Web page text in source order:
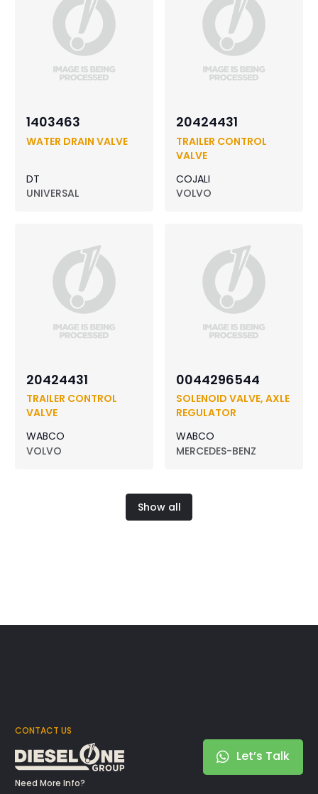
1403463
WATER DRAIN VALVE
DT
UNIVERSAL
20424431
TRAILER CONTROL
VALVE
COJALI
VOLVO
20424431
TRAILER CONTROL
VALVE
WABCO
VOLVO
0044296544
SOLENOID VALVE, AXLE
REGULATOR
WABCO
MERCEDES-BENZ
Show all
CONTACT US
Need More Info?
Let’s Talk